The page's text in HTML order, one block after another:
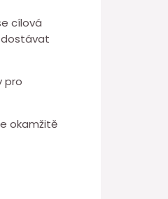
cílová
dostávat
pro
okamžitě